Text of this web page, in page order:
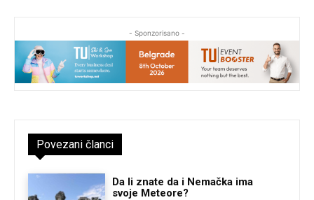
- Sponzorisano -
Povezani članci
Da li znate da i Nemačka ima
svoje Meteore?